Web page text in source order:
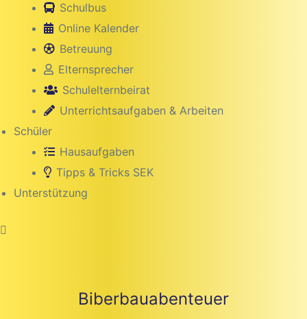
Schulbus
Online Kalender
Betreuung
Elternsprecher
Schulelternbeirat
Unterrichtsaufgaben & Arbeiten
Schüler
Hausaufgaben
Tipps & Tricks SEK
Unterstützung
Biberbau­abenteuer